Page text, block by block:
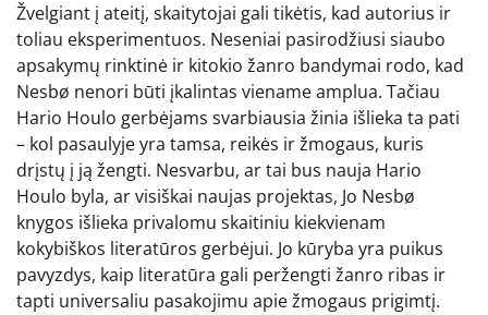
Žvelgiant į ateitį, skaitytojai gali tikėtis, kad autorius ir
toliau eksperimentuos. Neseniai pasirodžiusi siaubo
apsakymų rinktinė ir kitokio žanro bandymai rodo, kad
Nesbø nenori būti įkalintas viename amplua. Tačiau
Hario Houlo gerbėjams svarbiausia žinia išlieka ta pati
– kol pasaulyje yra tamsa, reikės ir žmogaus, kuris
drįstų į ją žengti. Nesvarbu, ar tai bus nauja Hario
Houlo byla, ar visiškai naujas projektas, Jo Nesbø
knygos išlieka privalomu skaitiniu kiekvienam
kokybiškos literatūros gerbėjui. Jo kūryba yra puikus
pavyzdys, kaip literatūra gali peržengti žanro ribas ir
tapti universaliu pasakojimu apie žmogaus prigimtį.